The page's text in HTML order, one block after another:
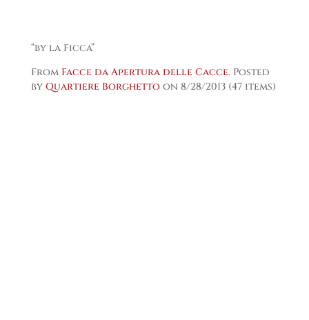
“by la Ficca”
From Facce da Apertura delle Cacce. Posted
by Quartiere Borghettoon 8/28/2013 (47 items)